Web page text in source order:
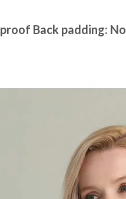
Back padding: No